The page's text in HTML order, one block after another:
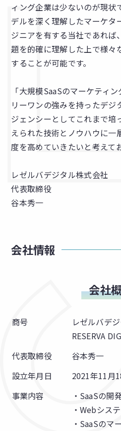
ィング企業は少ないのが現状
デルを深く理解したマーケタ
ジニアを有する当社であれば
題を的確に理解した上で様々
することが可能です。
「大規模SaaSのマーケティ
リーワンの強みを持ったデジ
ジェンシーとしてこれまで培
えられた技術とノウハウに一
度を高めていきたいと考えて
レゼルバデジタル株式会社
代表取締役
谷本秀一
会社情報
会社
商号
レゼルバデ
RESERVA
代表取締役
谷本秀一
設立年月日
2021年11月
事業内容
・SaaSの開
・Webシス
・SaaSのマ